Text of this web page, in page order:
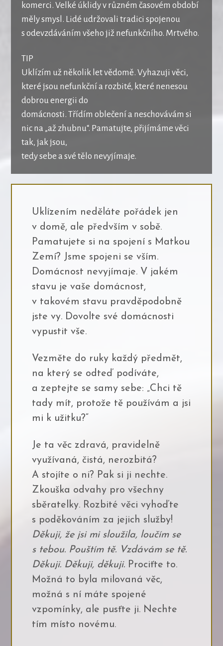
komerci. Velké úklidy v různém časovém období
měly smysl. Lidé udržovali tradici spojenou
s odevzdáváním všeho již nefunkčního. Mrtvého.
TIP
Uklízím už několik let vědomě. Vyhazuji věci,
které jsou nefunkční a rozbité, které nenesou
dobrou energii do
domácnosti. Třídím oblečení a neschovávám si
nic na „až zhubnu“. Pamatujte, přijímáme věci
tak, jak jsou,
tedy sebe a své tělo nevyjímaje.
Uklízením neděláte pořádek jen
v domě, ale předvším v sobě.
Pamatujete si na spojení s Matkou
Zemí? Jsme spojeni se vším.
Domácnost nevyjímaje. V jakém
stavu je vaše domácnost,
v takovém stavu pravděpodobně
jste vy. Dovolte své domácnosti
vypustit vše.
Vezměte do ruky každý předmět,
na který se odteď podíváte,
a zeptejte se samy sebe: „Chci tě
tady mít, protože tě používám a jsi
mi k užitku?“
Je ta věc zdravá, pravidelně
využívaná, čistá, nerozbitá?
A stojíte o ni? Pak si ji nechte.
Zkouška odvahy pro všechny
sběratelky. Rozbité věci vyhoďte
s poděkováním za jejich služby!
Děkuji, že jsi mi sloužila, loučím se
s tebou. Pouštím tě. Vzdávám se tě.
Děkuji. Děkuji, děkuji. Prociťte to.
Možná to byla milovaná věc,
možná s ní máte spojené
vzpomínky, ale pusťte ji. Nechte
tím místo novému.